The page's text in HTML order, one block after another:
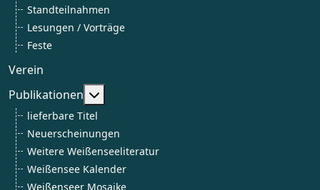
Standteilnahmen
Lesungen / Vorträge
Feste
Verein
Publikationen
Weitere Informationen: Publikationen
lieferbare Titel
Neuerscheinungen
Weitere Weißenseeliteratur
Weißensee Kalender
Weißenseer Mosaike